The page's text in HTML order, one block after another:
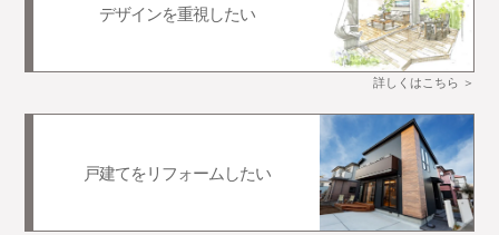
デザインを重視したい
詳しくはこちら ＞
戸建てをリフォームしたい